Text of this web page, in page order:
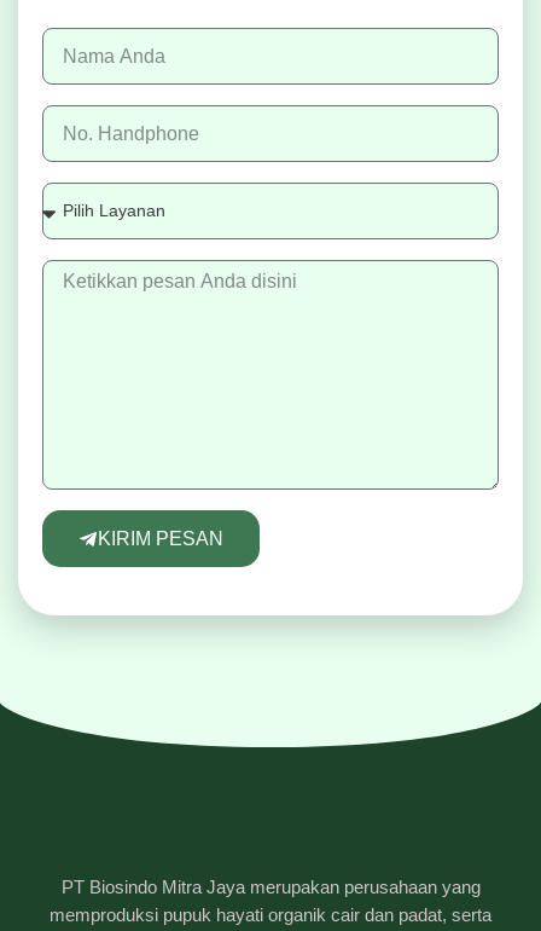
KIRIM PESAN
PT Biosindo Mitra Jaya merupakan perusahaan yang
memproduksi pupuk hayati organik cair dan padat, serta